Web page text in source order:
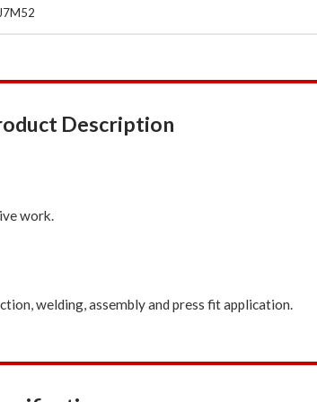
Description
work.
welding, assembly and press fit application.